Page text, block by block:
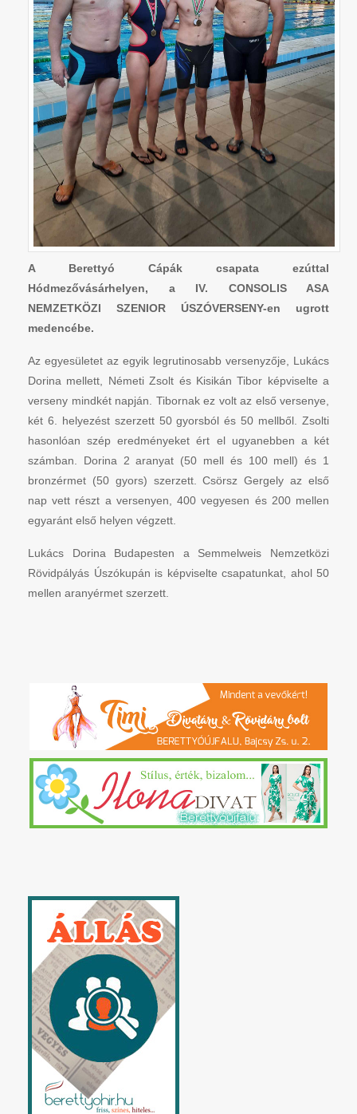
A Berettyó Cápák csapata ezúttal
Hódmezővásárhelyen, a IV. CONSOLIS ASA
NEMZETKÖZI SZENIOR ÚSZÓVERSENY-en ugrott
medencébe.
Az egyesületet az egyik legrutinosabb versenyzője, Lukács
Dorina mellett, Németi Zsolt és Kisikán Tibor képviselte a
verseny mindkét napján. Tibornak ez volt az első versenye,
két 6. helyezést szerzett 50 gyorsból és 50 mellből. Zsolti
hasonlóan szép eredményeket ért el ugyanebben a két
számban. Dorina 2 aranyat (50 mell és 100 mell) és 1
bronzérmet (50 gyors) szerzett. Csörsz Gergely az első
nap vett részt a versenyen, 400 vegyesen és 200 mellen
egyaránt első helyen végzett.
Lukács Dorina Budapesten a Semmelweis Nemzetközi
Rövidpályás Úszókupán is képviselte csapatunkat, ahol 50
mellen aranyérmet szerzett.